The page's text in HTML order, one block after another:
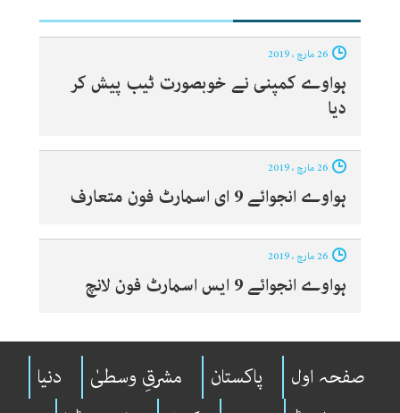
ہواوے کمپنی نے خوبصورت ٹیب پیش کر
دیا‎
ہواوے انجوائے 9 ای اسمارٹ فون متعارف‎
ہواوے انجوائے 9 ایس اسمارٹ فون لانچ‎
صفحہ اول پاکستان مشرقِ وسطیٰ
دنیا